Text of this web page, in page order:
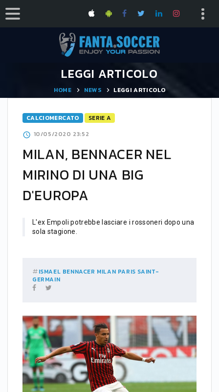
LEGGI ARTICOLO
HOME NEWS LEGGI ARTICOLO
CALCIOMERCATO
SERIE A
10/05/2020 23:52
MILAN, BENNACER NEL
MIRINO DI UNA BIG
D'EUROPA
L'ex Empoli potrebbe lasciare i rossoneri dopo una
sola stagione.
ISMAEL BENNACER MILAN PARIS SAINT-
GERMAIN